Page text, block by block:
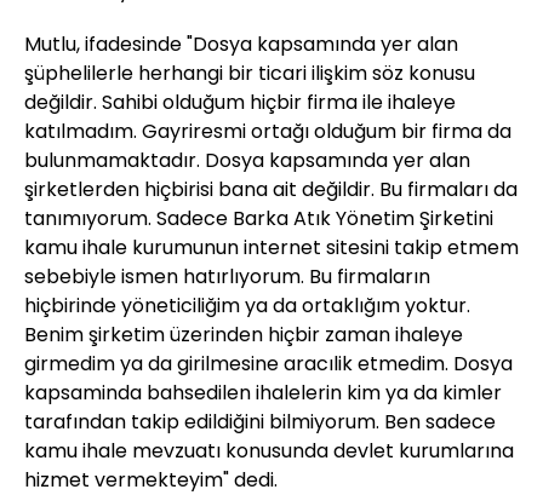
Mutlu, ifadesinde "Dosya kapsamında yer alan
şüphelilerle herhangi bir ticari ilişkim söz konusu
değildir. Sahibi olduğum hiçbir firma ile ihaleye
katılmadım. Gayriresmi ortağı olduğum bir firma da
bulunmamaktadır. Dosya kapsamında yer alan
şirketlerden hiçbirisi bana ait değildir. Bu firmaları da
tanımıyorum. Sadece Barka Atık Yönetim Şirketini
kamu ihale kurumunun internet sitesini takip etmem
sebebiyle ismen hatırlıyorum. Bu firmaların
hiçbirinde yöneticiliğim ya da ortaklığım yoktur.
Benim şirketim üzerinden hiçbir zaman ihaleye
girmedim ya da girilmesine aracılik etmedim. Dosya
kapsaminda bahsedilen ihalelerin kim ya da kimler
tarafından takip edildiğini bilmiyorum. Ben sadece
kamu ihale mevzuatı konusunda devlet kurumlarına
hizmet vermekteyim" dedi.